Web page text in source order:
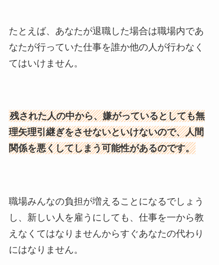
たとえば、あなたが退職した場合は職場内であ
なたが行っていた仕事を誰か他の人が行わなく
てはいけません。
残された人の中から、嫌がっているとしても無
理矢理引継ぎをさせないといけないので、人間
関係を悪くしてしまう可能性があるのです。
職場みんなの負担が増えることになるでしょう
し、新しい人を雇うにしても、仕事を一から教
えなくてはなりませんからすぐあなたの代わり
にはなりません。